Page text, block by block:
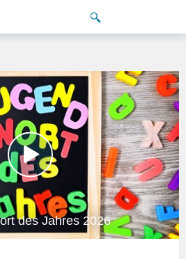
des Jahres 2026